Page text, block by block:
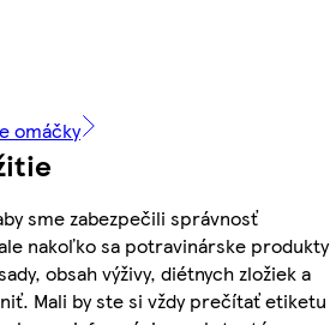
omáčky
sme zabezpečili správnosť
nakoľko sa potravinárske produkty
obsah výživy, diétnych zložiek a
Mali by ste si vždy prečítať etiketu